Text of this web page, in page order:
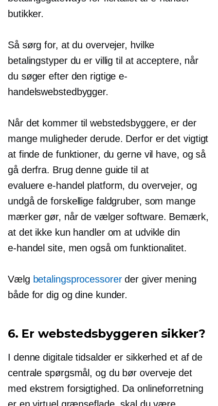
butikker.
Så sørg for, at du overvejer, hvilke
betalingstyper du er villig til at acceptere, når
du søger efter den rigtige e-
handelswebstedbygger.
Når det kommer til webstedsbyggere, er der
mange muligheder derude. Derfor er det vigtigt
at finde de funktioner, du gerne vil have, og så
gå derfra. Brug denne guide til at
evalueree-handel platform, du overvejer, og
undgå de forskellige faldgruber, som mange
mærker gør, når de vælger software. Bemærk,
at det ikke kun handler om at udvikle din
e-handel site, men også om funktionalitet.
Vælg betalingsprocessorerder giver mening
både for dig og dine kunder.
6. Er webstedsbyggeren sikker?
I denne digitale tidsalder er sikkerhed et af de
centrale spørgsmål, og du bør overveje det
med ekstrem forsigtighed. Da onlineforretning